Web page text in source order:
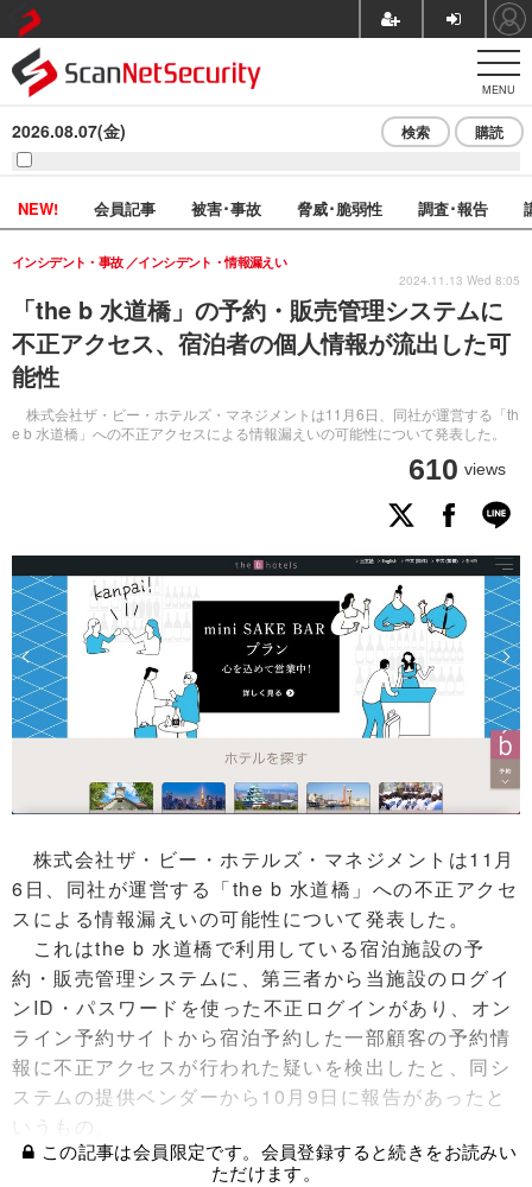
MENU
2026.08.07(金) 検索 購読
NEW! 会員記事 被害･事故 脅威･脆弱性 調査･報告
「the b 水道橋」の予約・販売管理システムに
不正アクセス、宿泊者の個人情報が流出した可
能性
株式会社ザ・ビー・ホテルズ・マネジメントは11月6日、同社が運営する「th
e b 水道橋」への不正アクセスによる情報漏えいの可能性について発表した。
インシデント・事故 インシデント・情報漏えい
610 views
2024.11.13 Wed 8:05
株式会社ザ・ビー・ホテルズ・マネジメントは11月
6日、同社が運営する「the b 水道橋」への不正アクセ
スによる情報漏えいの可能性について発表した。
これはthe b 水道橋で利用している宿泊施設の予
約・販売管理システムに、第三者から当施設のログイ
ンID・パスワードを使った不正ログインがあり、オン
ライン予約サイトから宿泊予約した一部顧客の予約情
報に不正アクセスが行われた疑いを検出したと、同シ
ステムの提供ベンダーから10月9日に報告があったと
いうもの。
この記事は会員限定です。会員登録すると続きをお読みい
ただけます。